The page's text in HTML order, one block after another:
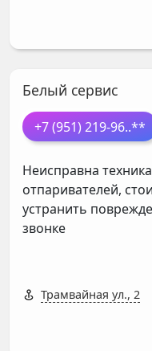
Белый сервис
+7 (951) 219-96..**
Неисправна
отпаривателей,
устранить
звонке
Трамвайная ул., 2